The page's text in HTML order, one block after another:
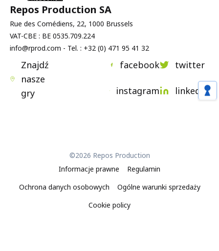
Repos Production SA
Rue des Comédiens, 22, 1000 Brussels
VAT-CBE : BE 0535.709.224
info@rprod.com - Tel. : +32 (0) 471 95 41 32
Znajdź
nasze
gry
facebook twitter
instagram linkedin
©2026 Repos Production
Informacje prawne
Regulamin
Ochrona danych osobowych
Ogólne warunki sprzedaży
Cookie policy